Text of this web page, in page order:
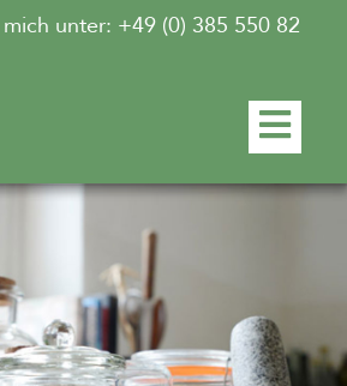
unter: +49 (0) 385 550 82